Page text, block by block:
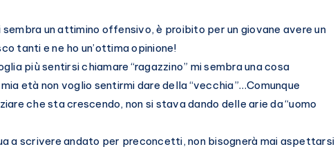
sembra un attimino offensivo, è proibito per un giovane avere un
tanti e ne ho un’ottima opinione!
più sentirsi chiamare “ragazzino” mi sembra una cosa
età non voglio sentirmi dare della “vecchia”…Comunque
che sta crescendo, non si stava dando delle arie da “uomo
a scrivere andato per preconcetti, non bisognerà mai aspettarsi